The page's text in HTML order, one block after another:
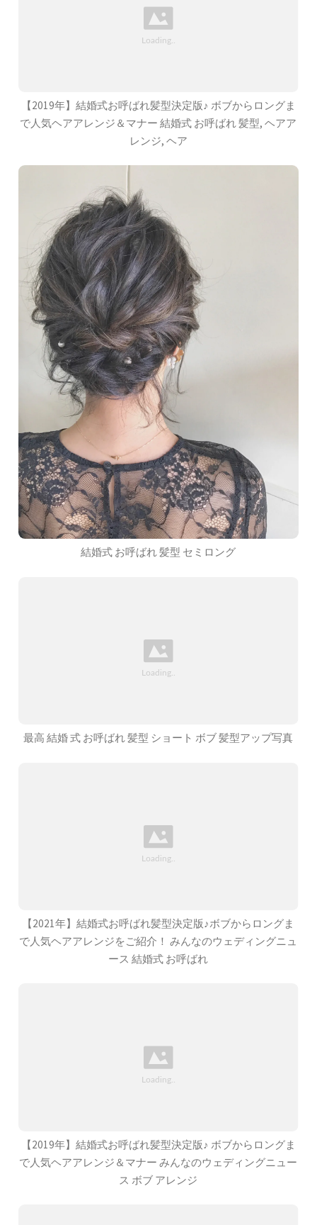
【2019年】結婚式お呼ばれ髪型決定版♪ ボブからロングま
で人気ヘアアレンジ＆マナー 結婚式 お呼ばれ 髪型, ヘアア
レンジ, ヘア
結婚式 お呼ばれ 髪型 セミロング
最高 結婚 式 お呼ばれ 髪型 ショート ボブ 髪型アップ写真
【2021年】結婚式お呼ばれ髪型決定版♪ボブからロングま
で人気ヘアアレンジをご紹介！ みんなのウェディングニュ
ース 結婚式 お呼ばれ
【2019年】結婚式お呼ばれ髪型決定版♪ ボブからロングま
で人気ヘアアレンジ＆マナー みんなのウェディングニュー
ス ボブ アレンジ